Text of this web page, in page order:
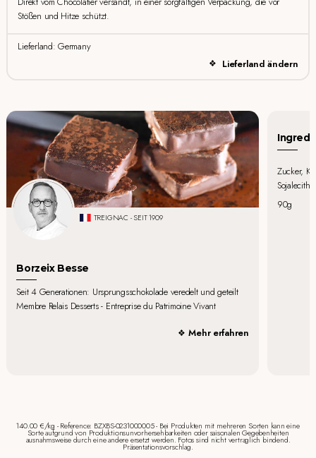
Stößen und Hitze schützt.
Lieferland: Germany
Lieferland ändern
TREIGNAC - SEIT 1909
Borzeix Besse
Seit 4 Generationen: Ursprungsschokolade veredelt und geteilt
Membre Relais Desserts - Entreprise du Patrimoine Vivant
Mehr erfahren
Zucker,
90g
140.00 €/kg - Reference: BZXBS-0231000005 - Bei Produkten mit mehreren Sorten kann eine
Sorte aufgrund von Produktionsunvorhersehbarkeiten oder saisonalen Gegebenheiten
ausnahmsweise durch eine andere ersetzt werden. Fotos sind nicht vertraglich bindend.
Präsentationsvorschlag.